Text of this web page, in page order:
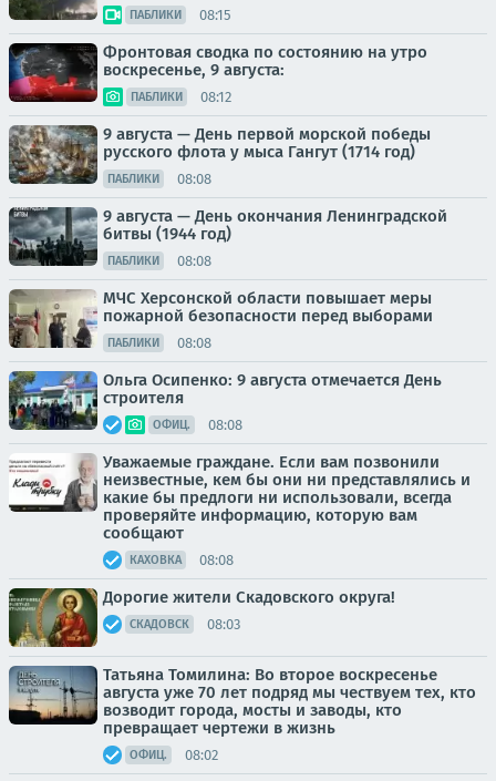
ПАБЛИКИ 08:15
Фронтовая сводка по состоянию на утро
воскресенье, 9 августа:
ПАБЛИКИ 08:12
9 августа — День первой морской победы
русского флота у мыса Гангут (1714 год)
ПАБЛИКИ 08:08
9 августа — День окончания Ленинградской
битвы (1944 год)
ПАБЛИКИ 08:08
МЧС Херсонской области повышает меры
пожарной безопасности перед выборами
ПАБЛИКИ 08:08
Ольга Осипенко: 9 августа отмечается День
строителя
ОФИЦ. 08:08
Уважаемые граждане. Если вам позвонили
неизвестные, кем бы они ни представлялись и
какие бы предлоги ни использовали, всегда
проверяйте информацию, которую вам
сообщают
КАХОВКА 08:08
Дорогие жители Скадовского округа!
СКАДОВСК 08:03
Татьяна Томилина: Во второе воскресенье
августа уже 70 лет подряд мы чествуем тех, кто
возводит города, мосты и заводы, кто
превращает чертежи в жизнь
ОФИЦ. 08:02